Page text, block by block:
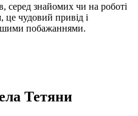
серед знайомих чи на роботі
це чудовий привід і
побажаннями.
Тетяни